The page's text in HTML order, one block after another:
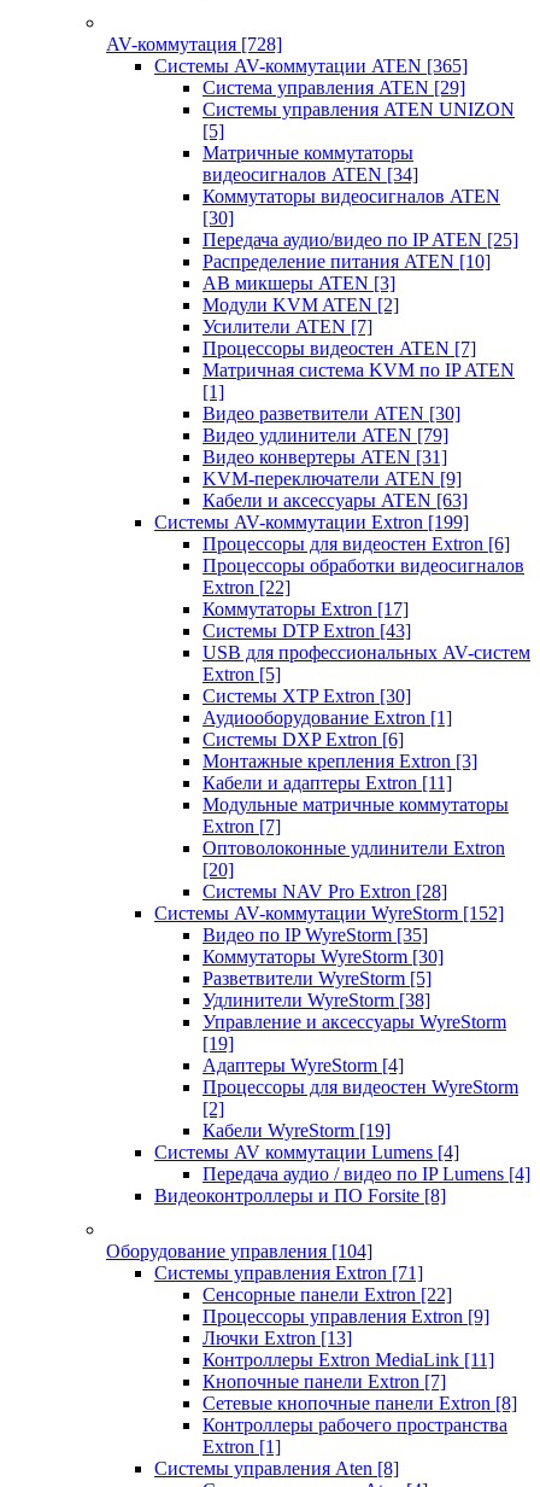
AV-коммутация [728]
Системы AV-коммутации ATEN [365]
Система управления ATEN [29]
Системы управления ATEN UNIZON
[5]
Матричные коммутаторы
видеосигналов ATEN [34]
Коммутаторы видеосигналов ATEN
[30]
Передача аудио/видео по IP ATEN [25]
Распределение питания ATEN [10]
АВ микшеры ATEN [3]
Модули KVM ATEN [2]
Усилители ATEN [7]
Процессоры видеостен ATEN [7]
Матричная система KVM по IP ATEN
[1]
Видео разветвители ATEN [30]
Видео удлинители ATEN [79]
Видео конвертеры ATEN [31]
KVM-переключатели ATEN [9]
Кабели и аксессуары ATEN [63]
Системы AV-коммутации Extron [199]
Процессоры для видеостен Extron [6]
Процессоры обработки видеосигналов
Extron [22]
Коммутаторы Extron [17]
Системы DTP Extron [43]
USB для профессиональных AV-систем
Extron [5]
Системы XTP Extron [30]
Аудиооборудование Extron [1]
Системы DXP Extron [6]
Монтажные крепления Extron [3]
Кабели и адаптеры Extron [11]
Модульные матричные коммутаторы
Extron [7]
Оптоволоконные удлинители Extron
[20]
Системы NAV Pro Extron [28]
Системы AV-коммутации WyreStorm [152]
Видео по IP WyreStorm [35]
Коммутаторы WyreStorm [30]
Разветвители WyreStorm [5]
Удлинители WyreStorm [38]
Управление и аксессуары WyreStorm
[19]
Адаптеры WyreStorm [4]
Процессоры для видеостен WyreStorm
[2]
Кабели WyreStorm [19]
Системы AV коммутации Lumens [4]
Передача аудио / видео по IP Lumens [4]
Видеоконтроллеры и ПО Forsite [8]
Оборудование управления [104]
Системы управления Extron [71]
Сенсорные панели Extron [22]
Процессоры управления Extron [9]
Лючки Extron [13]
Контроллеры Extron MediaLink [11]
Кнопочные панели Extron [7]
Сетевые кнопочные панели Extron [8]
Контроллеры рабочего пространства
Extron [1]
Системы управления Aten [8]